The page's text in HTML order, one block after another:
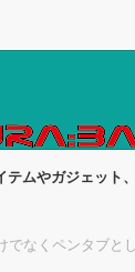
テムやガジェット
なくペンタブと